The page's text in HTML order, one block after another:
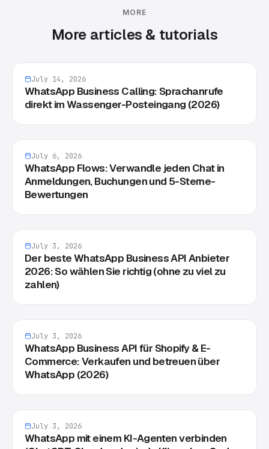
MORE
More articles & tutorials
July 14, 2026
WhatsApp Business Calling: Sprachanrufe
direkt im Wassenger-Posteingang (2026)
July 6, 2026
WhatsApp Flows: Verwandle jeden Chat in
Anmeldungen, Buchungen und 5-Sterne-
Bewertungen
July 3, 2026
Der beste WhatsApp Business API Anbieter
2026: So wählen Sie richtig (ohne zu viel zu
zahlen)
July 3, 2026
WhatsApp Business API für Shopify & E-
Commerce: Verkaufen und betreuen über
WhatsApp (2026)
July 3, 2026
WhatsApp mit einem KI-Agenten verbinden